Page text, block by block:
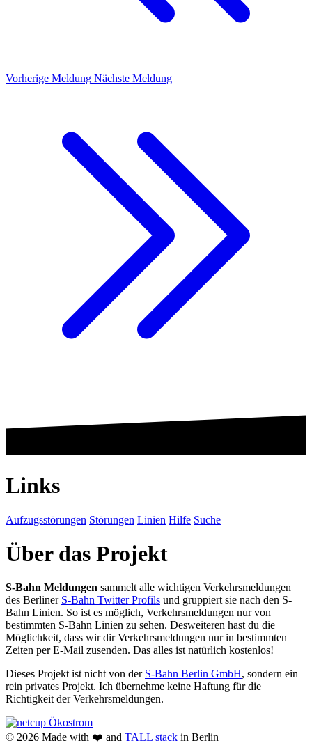
Vorherige Meldung Nächste Meldung
Links
Aufzugsstörungen Störungen Linien Hilfe Suche
Über das Projekt
S-Bahn Meldungen sammelt alle wichtigen Verkehrsmeldungen
des Berliner S-Bahn Twitter Profils und gruppiert sie nach den S-
Bahn Linien. So ist es möglich, Verkehrsmeldungen nur von
bestimmten S-Bahn Linien zu sehen. Desweiteren hast du die
Möglichkeit, dass wir dir Verkehrsmeldungen nur in bestimmten
Zeiten per E-Mail zusenden. Das alles ist natürlich kostenlos!
Dieses Projekt ist nicht von der S-Bahn Berlin GmbH, sondern ein
rein privates Projekt. Ich übernehme keine Haftung für die
Richtigkeit der Verkehrsmeldungen.
© 2026 Made with ❤️ and TALL stack in Berlin